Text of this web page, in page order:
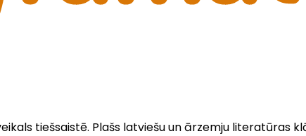
tiešsaistē. Plašs latviešu un ārzemju literatūras